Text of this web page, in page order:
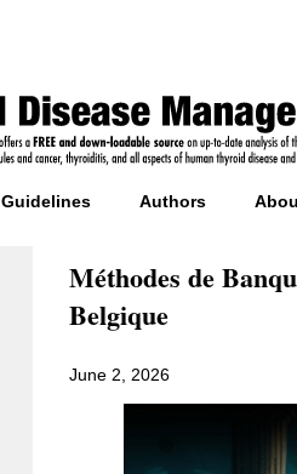
Guidelines Authors
Méthodes de
Belgique
June 2, 2026